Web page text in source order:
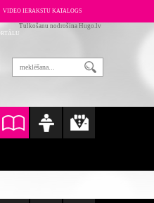
VIDEO IERAKSTU KATALOGS
Tulkošanu nodrošina Hugo.lv